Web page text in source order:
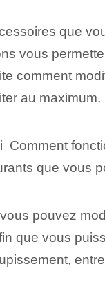
que
vous
comment
au maximum.
Comment
que vous
pouvez
que vous